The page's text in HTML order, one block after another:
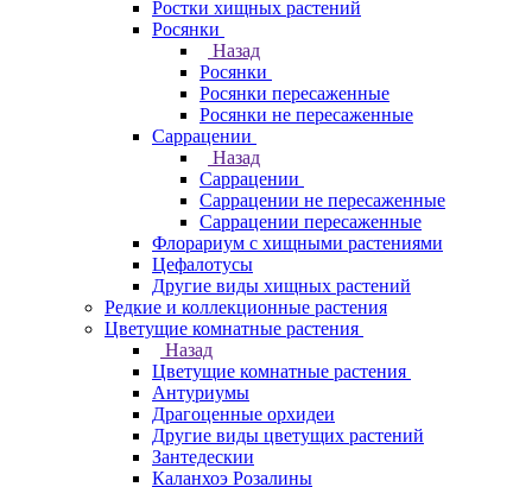
Ростки хищных растений
Росянки
Назад
Росянки
Росянки пересаженные
Росянки не пересаженные
Саррацении
Назад
Саррацении
Саррацении не пересаженные
Саррацении пересаженные
Флорариум с хищными растениями
Цефалотусы
Другие виды хищных растений
Редкие и коллекционные растения
Цветущие комнатные растения
Назад
Цветущие комнатные растения
Антуриумы
Драгоценные орхидеи
Другие виды цветущих растений
Зантедескии
Каланхоэ Розалины